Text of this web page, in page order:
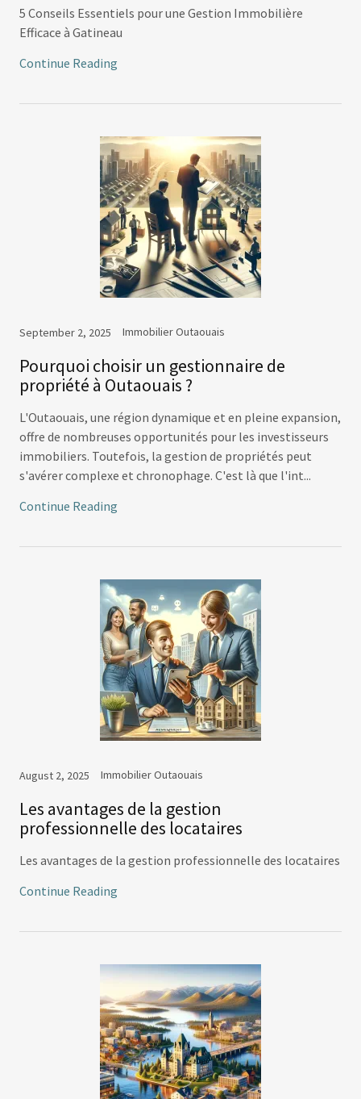
5 Conseils Essentiels pour une Gestion Immobilière
Efficace à Gatineau
Continue Reading
September 2, 2025 Immobilier Outaouais
Pourquoi choisir un gestionnaire de
propriété à Outaouais ?
L'Outaouais, une région dynamique et en pleine expansion,
offre de nombreuses opportunités pour les investisseurs
immobiliers. Toutefois, la gestion de propriétés peut
s'avérer complexe et chronophage. C'est là que l'int...
Continue Reading
August 2, 2025 Immobilier Outaouais
Les avantages de la gestion
professionnelle des locataires
Les avantages de la gestion professionnelle des locataires
Continue Reading